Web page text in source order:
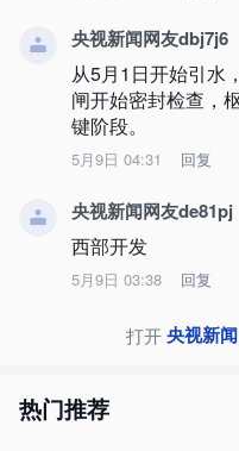
央视新闻网友dbj7j6
从5月1日开始引水
闸开始密封检查，
键阶段。
5月9日 04:31 回复
央视新闻网友de81pj
西部开发
5月9日 03:38 回复
打开央视新闻
热门推荐